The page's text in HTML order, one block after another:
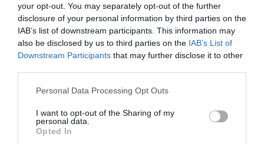
your opt-out. You may separately opt-out of the further
disclosure of your personal information by third parties on the
IAB’s list of downstream participants. This information may
also be disclosed by us to third parties on the IAB’s List of
Downstream Participants that may further disclose it to other
Please note that this website/app uses one or more Google
not limited to your visit or usage behaviour. You may click to
grant or deny consent to Google and its third-party tags to
use your data for below specified purposes in below Google
Personal Data Processing Opt Outs
I want to opt-out of the Sharing of my
personal data.
Opted In
Verovanje da određene biljke privlače novac potiče iz usmene
tradicije i etnobotanike. U različitim krajevima sveta se ovo
verovanje vezuje za različite biljke. Tako na primer u Rusiji
smatraju da ćete novac i bogatstvo privući ako pri sebi
imateorah.
Feng šui je drevna kineska veština kojom se energija prostora